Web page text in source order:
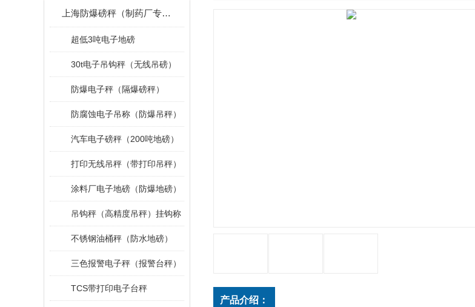
上海防爆磅秤（制药厂专用）
超低3吨电子地磅
30t电子吊钩秤（无线吊磅）
防爆电子秤（隔爆磅秤）
防腐蚀电子吊称（防爆吊秤）
汽车电子磅秤（200吨地磅）
打印无线吊秤（带打印吊秤）
涂料厂电子地磅（防爆地磅）
吊钩秤（高精度吊秤）挂钩称
不锈钢油桶秤（防水地磅）
三色报警电子秤（报警台秤）
TCS带打印电子台秤
产品介绍：